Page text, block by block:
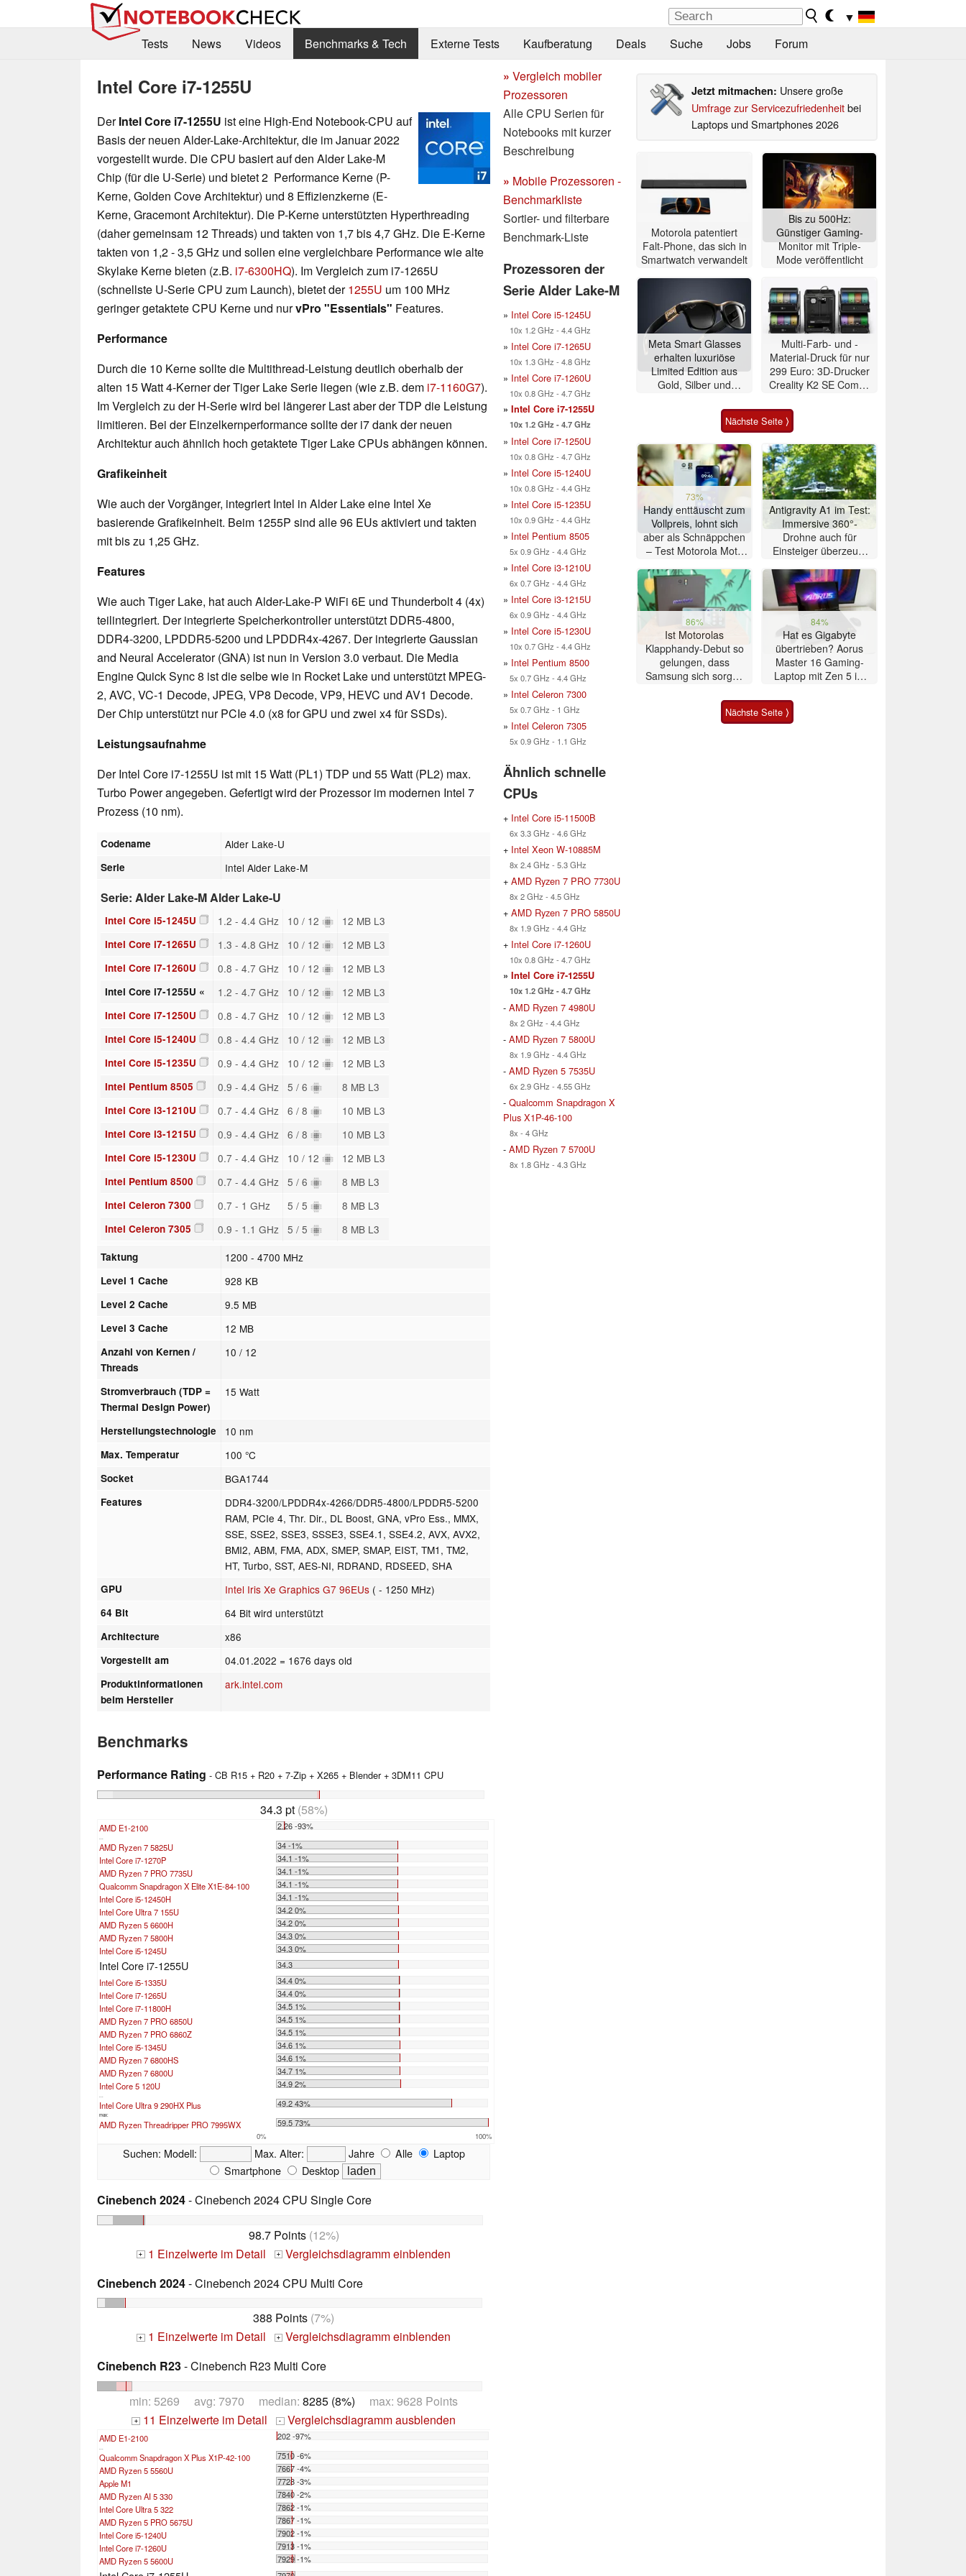
▼
Tests
News Videos Benchmarks & Tech Externe Tests Kaufberatung Deals Suche Jobs Forum
Intel Core i7-1255U
DerIntel Core i7-1255U ist eine High-End Notebook-CPU auf
Basis der neuen Alder-Lake-Architektur, die im Januar 2022
vorgestellt wurde. Die CPU basiert auf den Alder Lake-M
Chip (für die U-Serie) und bietet 2 Performance Kerne (P-
Kerne, Golden Cove Architektur) und 8 Effizienzkerne (E-
Kerne, Gracemont Architektur). Die P-Kerne unterstützten Hyperthreading
(daher gemeinsam 12 Threads) und takten von 1,7 bis 4,7 GHz. Die E-Kerne
takten von 1,2 - 3,5 GHz und sollen eine vergleichbare Performance wie alte
Skylake Kerne bieten (z.B. i7-6300HQ). Im Vergleich zum i7-1265U
(schnellste U-Serie CPU zum Launch), bietet der1255U um 100 MHz
geringer getaktete CPU Kerne und nurvPro "Essentials" Features.
Performance
Durch die 10 Kerne sollte die Multithread-Leistung deutlich oberhalb der
alten 15 Watt 4-Kerner der Tiger Lake Serie liegen (wie z.B. dem i7-1160G7).
Im Vergleich zu der H-Serie wird bei längerer Last aber der TDP die Leistung
limitieren. Bei der Einzelkernperformance sollte der i7 dank der neuen
Architektur auch ähnlich hoch getaktete Tiger Lake CPUs abhängen können.
Grafikeinheit
Wie auch der Vorgänger, integriert Intel in Alder Lake eine Intel Xe
basierende Grafikeinheit. Beim 1255P sind alle 96 EUs aktiviert und takten
mit bis zu 1,25 GHz.
Features
Wie auch Tiger Lake, hat auch Alder-Lake-P WiFi 6E und Thunderbolt 4 (4x)
teilintegriert. Der integrierte Speicherkontroller unterstützt DDR5-4800,
DDR4-3200, LPDDR5-5200 und LPDDR4x-4267. Der integrierte Gaussian
and Neural Accelerator (GNA) ist nun in Version 3.0 verbaut. Die Media
Engine Quick Sync 8 ist die selbe wie in Rocket Lake und unterstützt MPEG-
2, AVC, VC-1 Decode, JPEG, VP8 Decode, VP9, HEVC und AV1 Decode.
Der Chip unterstützt nur PCIe 4.0 (x8 for GPU und zwei x4 für SSDs).
Leistungsaufnahme
Der Intel Core i7-1255U ist mit 15 Watt (PL1) TDP und 55 Watt (PL2) max.
Turbo Power angegeben. Gefertigt wird der Prozessor im modernen Intel 7
Prozess (10 nm).
Codename Alder Lake-U
Serie Intel Alder Lake-M
Serie: Alder Lake-M Alder Lake-U
Intel Core i5-1245U 1.2 - 4.4 GHz 10 / 12 12 MB L3
Intel Core i7-1265U 1.3 - 4.8 GHz 10 / 12 12 MB L3
Intel Core i7-1260U 0.8 - 4.7 GHz 10 / 12 12 MB L3
Intel Core i7-1255U « 1.2 - 4.7 GHz 10 / 12 12 MB L3
Intel Core i7-1250U 0.8 - 4.7 GHz 10 / 12 12 MB L3
Intel Core i5-1240U 0.8 - 4.4 GHz 10 / 12 12 MB L3
Intel Core i5-1235U 0.9 - 4.4 GHz 10 / 12 12 MB L3
Intel Pentium 8505 0.9 - 4.4 GHz 5 / 6 8 MB L3
Intel Core i3-1210U 0.7 - 4.4 GHz 6 / 8 10 MB L3
Intel Core i3-1215U 0.9 - 4.4 GHz 6 / 8 10 MB L3
Intel Core i5-1230U 0.7 - 4.4 GHz 10 / 12 12 MB L3
Intel Pentium 8500 0.7 - 4.4 GHz 5 / 6 8 MB L3
Intel Celeron 7300 0.7 - 1 GHz 5 / 5 8 MB L3
Intel Celeron 7305 0.9 - 1.1 GHz 5 / 5 8 MB L3
Taktung 1200 - 4700 MHz
Level 1 Cache 928 KB
Level 2 Cache 9.5 MB
Level 3 Cache 12 MB
Anzahl von Kernen /
Threads
10 / 12
Stromverbrauch (TDP =
Thermal Design Power)
15 Watt
Herstellungstechnologie 10 nm
Max. Temperatur 100 °C
Socket BGA1744
Features
DDR4-3200/LPDDR4x-4266/DDR5-4800/LPDDR5-5200
RAM, PCIe 4, Thr. Dir., DL Boost, GNA, vPro Ess., MMX,
SSE, SSE2, SSE3, SSSE3, SSE4.1, SSE4.2, AVX, AVX2,
BMI2, ABM, FMA, ADX, SMEP, SMAP, EIST, TM1, TM2,
HT, Turbo, SST, AES-NI, RDRAND, RDSEED, SHA
GPU Intel Iris Xe Graphics G7 96EUs ( - 1250 MHz)
64 Bit 64 Bit wird unterstützt
Architecture x86
Vorgestellt am 04.01.2022 = 1676 days old
Produktinformationen
beim Hersteller
ark.intel.com
Benchmarks
Performance Rating - CB R15 + R20 + 7-Zip + X265 + Blender + 3DM11 CPU
34.3 pt(58%)
AMD E1-2100 2.26 -93%
AMD Ryzen 7 5825U
34 -1%
Intel Core i7-1270P
34.1 -1%
AMD Ryzen 7 PRO 7735U
34.1 -1%
Qualcomm Snapdragon X Elite X1E-84-100
34.1 -1%
Intel Core i5-12450H
34.1 -1%
Intel Core Ultra 7 155U
34.2 0%
AMD Ryzen 5 6600H
34.2 0%
AMD Ryzen 7 5800H
34.3 0%
Intel Core i5-1245U
34.3 0%
Intel Core i7-1255U
34.3
Intel Core i5-1335U
34.4 0%
Intel Core i7-1265U
34.4 0%
Intel Core i7-11800H
34.5 1%
AMD Ryzen 7 PRO 6850U
34.5 1%
AMD Ryzen 7 PRO 6860Z
34.5 1%
Intel Core i5-1345U
34.6 1%
AMD Ryzen 7 6800HS
34.6 1%
AMD Ryzen 7 6800U
34.7 1%
Intel Core 5 120U
34.9 2%
Intel Core Ultra 9 290HX Plus 49.2 43%
max:
AMD Ryzen Threadripper PRO 7995WX 59.5 73%
0% 100%
Suchen: Modell: Max. Alter: Jahre Alle
Laptop
Smartphone
Desktop
Cinebench 2024- Cinebench 2024 CPU Single Core
98.7 Points(12%)
+ 1 Einzelwerte im Detail +
Vergleichsdiagramm einblenden
Cinebench 2024- Cinebench 2024 CPU Multi Core
388 Points (7%)
+ 1 Einzelwerte im Detail +
Vergleichsdiagramm einblenden
Cinebench R23- Cinebench R23 Multi Core
min: 5269 avg: 7970 median: 8285 (8%) max: 9628 Points
+ 11 Einzelwerte im Detail - Vergleichsdiagramm ausblenden
AMD E1-2100 202 -97%
...
Qualcomm Snapdragon X Plus X1P-42-100
7510 -6%
AMD Ryzen 5 5560U
7667 -4%
Apple M1
7728 -3%
AMD Ryzen AI 5 330
7840 -2%
Intel Core Ultra 5 322
7862 -1%
AMD Ryzen 5 PRO 5675U
7867 -1%
Intel Core i5-1240U
7902 -1%
Intel Core i7-1260U
7913 -1%
AMD Ryzen 5 5600U
7929 -1%
» Vergleich mobiler
Prozessoren
Alle CPU Serien für
Notebooks mit kurzer
Beschreibung
» Mobile Prozessoren -
Benchmarkliste
Sortier- und filterbare
Benchmark-Liste
Prozessoren der
Serie Alder Lake-M
» Intel Core i5-1245U
10x 1.2 GHz - 4.4 GHz
» Intel Core i7-1265U
10x 1.3 GHz - 4.8 GHz
» Intel Core i7-1260U
10x 0.8 GHz - 4.7 GHz
» Intel Core i7-1255U
10x 1.2 GHz - 4.7 GHz
» Intel Core i7-1250U
10x 0.8 GHz - 4.7 GHz
» Intel Core i5-1240U
10x 0.8 GHz - 4.4 GHz
» Intel Core i5-1235U
10x 0.9 GHz - 4.4 GHz
» Intel Pentium 8505
5x 0.9 GHz - 4.4 GHz
» Intel Core i3-1210U
6x 0.7 GHz - 4.4 GHz
» Intel Core i3-1215U
6x 0.9 GHz - 4.4 GHz
» Intel Core i5-1230U
10x 0.7 GHz - 4.4 GHz
» Intel Pentium 8500
5x 0.7 GHz - 4.4 GHz
» Intel Celeron 7300
5x 0.7 GHz - 1 GHz
» Intel Celeron 7305
5x 0.9 GHz - 1.1 GHz
Ähnlich schnelle
CPUs
+ Intel Core i5-11500B
6x 3.3 GHz - 4.6 GHz
+ Intel Xeon W-10885M
8x 2.4 GHz - 5.3 GHz
+ AMD Ryzen 7 PRO 7730U
8x 2 GHz - 4.5 GHz
+ AMD Ryzen 7 PRO 5850U
8x 1.9 GHz - 4.4 GHz
+ Intel Core i7-1260U
10x 0.8 GHz - 4.7 GHz
» Intel Core i7-1255U
10x 1.2 GHz - 4.7 GHz
- AMD Ryzen 7 4980U
8x 2 GHz - 4.4 GHz
- AMD Ryzen 7 5800U
8x 1.9 GHz - 4.4 GHz
- AMD Ryzen 5 7535U
6x 2.9 GHz - 4.55 GHz
- Qualcomm Snapdragon X
Plus X1P-46-100
8x - 4 GHz
- AMD Ryzen 7 5700U
8x 1.8 GHz - 4.3 GHz
Jetzt mitmachen: Unsere große
Umfrage zur Servicezufriedenheitbei
Laptops und Smartphones 2026
Motorola patentiert
Falt-Phone, das sich in
Smartwatch verwandelt
Bis zu 500Hz:
Günstiger Gaming-
Monitor mit Triple-
Mode veröffentlicht
Meta Smart Glasses
erhalten luxuriöse
Limited Edition aus
Gold, Silber und
Multi-Farb- und -
Material-Druck für nur
299 Euro: 3D-Drucker
Creality K2 SE Combo
Schnäppchenpreis
Nächste Seite ⟩
73%
Handy enttäuscht zum
Vollpreis, lohnt sich
aber als Schnäppchen
– Test Motorola Moto
Antigravity A1 im Test:
Immersive 360°-
Drohne auch für
Einsteiger überzeugt
86%
Ist Motorolas
Klapphandy-Debut so
gelungen, dass
Samsung sich sorgen
Smartphone im Test
84%
Hat es Gigabyte
übertrieben? Aorus
Master 16 Gaming-
Laptop mit Zen 5 im
Nächste Seite ⟩